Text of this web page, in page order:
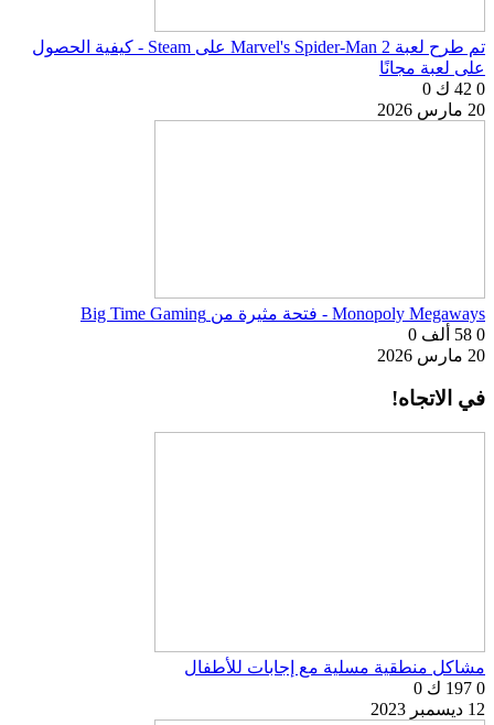
تم طرح لعبة Marvel's Spider-Man 2 على Steam - كيفية الحصول
على لعبة مجانًا
0 42 ك
0
20 مارس 2026
Monopoly Megaways - فتحة مثيرة من Big Time Gaming
0 58 ألف
0
20 مارس 2026
في الاتجاه!
مشاكل منطقية مسلية مع إجابات للأطفال
0 197 ك
0
12 ديسمبر 2023